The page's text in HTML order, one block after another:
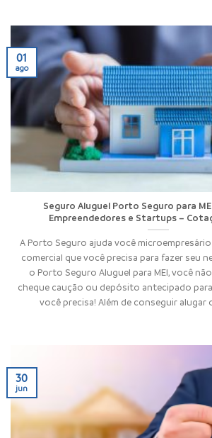
Seguro Aluguel Porto Seguro para
Empreendedores e Startups –
A Porto Seguro ajuda você microempresário
comercial que você precisa para fazer seu
o Porto Seguro Aluguel para MEI, você
cheque caução ou depósito antecipado
você precisa! Além de conseguir alugar
01
ago
30
jun